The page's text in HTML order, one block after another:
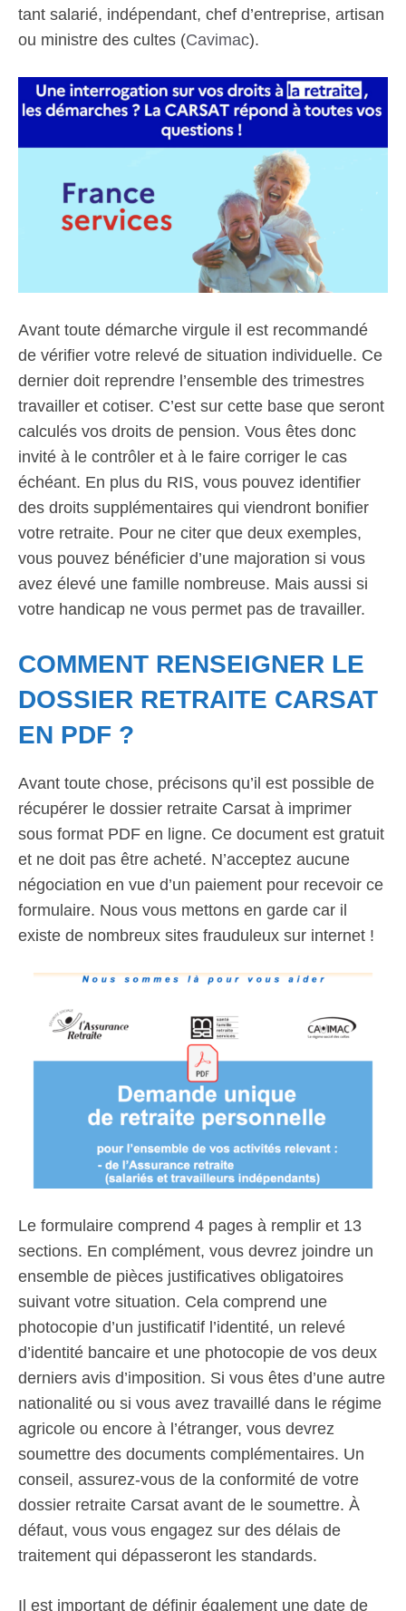
tant salarié, indépendant, chef d’entreprise, artisan
ou ministre des cultes (Cavimac).
Avant toute démarche virgule il est recommandé
de vérifier votre relevé de situation individuelle. Ce
dernier doit reprendre l’ensemble des trimestres
travailler et cotiser. C’est sur cette base que seront
calculés vos droits de pension. Vous êtes donc
invité à le contrôler et à le faire corriger le cas
échéant. En plus du RIS, vous pouvez identifier
des droits supplémentaires qui viendront bonifier
votre retraite. Pour ne citer que deux exemples,
vous pouvez bénéficier d’une majoration si vous
avez élevé une famille nombreuse. Mais aussi si
votre handicap ne vous permet pas de travailler.
COMMENT RENSEIGNER LE
DOSSIER RETRAITE CARSAT
EN PDF ?
Avant toute chose, précisons qu’il est possible de
récupérer le dossier retraite Carsat à imprimer
sous format PDF en ligne. Ce document est gratuit
et ne doit pas être acheté. N’acceptez aucune
négociation en vue d’un paiement pour recevoir ce
formulaire. Nous vous mettons en garde car il
existe de nombreux sites frauduleux sur internet !
Le formulaire comprend 4 pages à remplir et 13
sections. En complément, vous devrez joindre un
ensemble de pièces justificatives obligatoires
suivant votre situation. Cela comprend une
photocopie d’un justificatif l’identité, un relevé
d’identité bancaire et une photocopie de vos deux
derniers avis d’imposition. Si vous êtes d’une autre
nationalité ou si vous avez travaillé dans le régime
agricole ou encore à l’étranger, vous devrez
soumettre des documents complémentaires. Un
conseil, assurez-vous de la conformité de votre
dossier retraite Carsat avant de le soumettre. À
défaut, vous vous engagez sur des délais de
traitement qui dépasseront les standards.
Il est important de définir également une date de